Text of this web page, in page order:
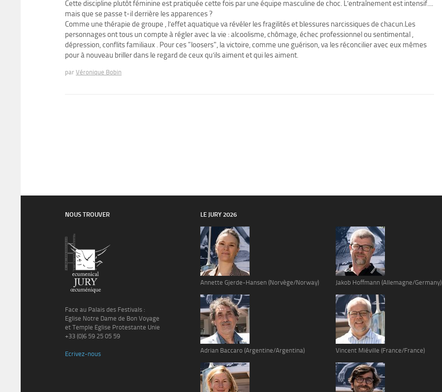
Cette discipline plutôt féminine est pratiquée cette fois par une équipe masculine de choc. L’entraînement est intensif....
mais que se passe t-il derrière les apparences ?
Comme une thérapie de groupe , l’effet aquatique va révéler les fragilités et blessures narcissiques de chacun.Les
personnages ont tous un compte à régler avec la vie : alcoolisme, chômage, échec professionnel ou sentimental ,
dépression, conflits familiaux . Pour ces "loosers", la victoire, comme une guérison, va les réconcilier avec eux mêmes
pour à nouveau briller dans le regard de ceux qu’ils aiment et qui les aiment.
par Véronique Bobin
NOUS TROUVER
Face au Palais des Festivals :
Eglise Notre Dame de Bon Voyage
et Temple Eglise Protestante Unie
+33 (0)6 59 25 05 59
Ecrivez-nous
LE JURY 2026
Annette Gjerde-Hansen (Norvège/Norway)
Adrian Baccaro (Argentine/Argentina)
Jakob Hoffmann (Allemagne/Germany)
Vincent Miéville (France/France)